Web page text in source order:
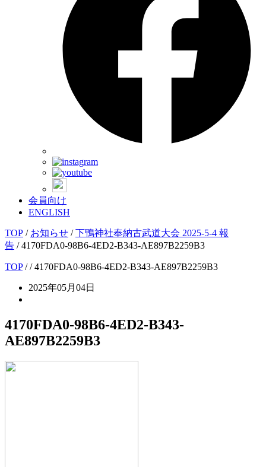
会員向け
ENGLISH
TOP / お知らせ /下鴨神社奉納古武道大会 2025-5-4 報
告 /4170FDA0-98B6-4ED2-B343-AE897B2259B3
TOP// 4170FDA0-98B6-4ED2-B343-AE897B2259B3
2025年05月04日
4170FDA0-98B6-4ED2-B343-
AE897B2259B3